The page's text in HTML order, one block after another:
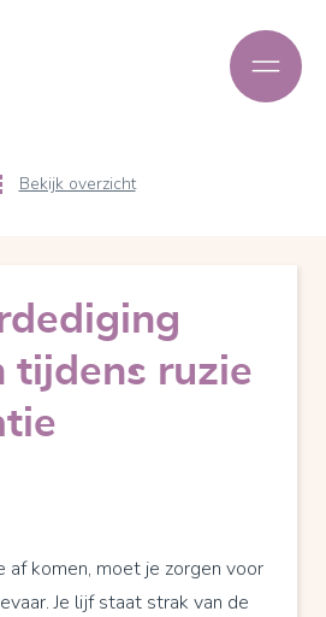
Bekijk overzicht
tijdens ruzie
af komen, moet je zorgen voor
Je lijf staat strak van de